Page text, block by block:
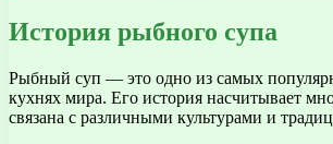
История рыбного супа
Рыбный суп — это одно из самых
кухнях мира. Его история насчитывает
связана с различными культурами и